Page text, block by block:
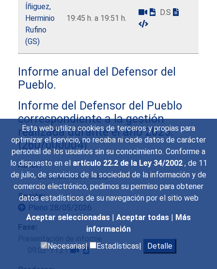
Esta web utiliza cookies de terceros y propias para
optimizar el servicio, no recaba ni cede datos de carácter
personal de los usuarios sin su conocimiento. Conforme a
lo dispuesto en el artículo 22.2 de la Ley 34/2002 , de 11
de julio, de servicios de la sociedad de la información y de
comercio electrónico, pedimos su permiso para obtener
datos estadísticos de su navegación por el sitio web
Aceptar seleccionadas | Aceptar todas | Más
información
Necesarias|
Estadísticas| Detalle
Íñiguez,
Herminio
Rufino
(GS)
19:45 h. a 19:51 h.
D.S
Informe anual del Defensor del
Pueblo.
Informe del Defensor del Pueblo
correspondiente a la gestión
realizada durante el año 2025.
(260/000004)
Autor:
Defensor del Pueblo
Sesión:
Pleno 28/05/2026
Fase:
Presentación de informe
09:02-11:21